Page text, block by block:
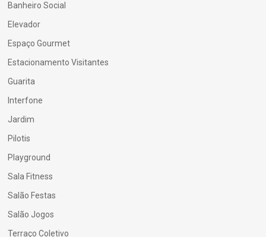
Banheiro Social
Elevador
Espaço Gourmet
Estacionamento Visitantes
Guarita
Interfone
Jardim
Pilotis
Playground
Sala Fitness
Salão Festas
Salão Jogos
Terraço Coletivo